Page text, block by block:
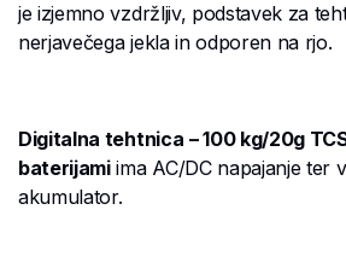
je izjemno vzdržljiv, podstavek za
nerjavečega jekla in odporen na rjo.
Digitalna tehtnica – 100 kg/20g
baterijamiima AC/DC napajanje ter
akumulator.